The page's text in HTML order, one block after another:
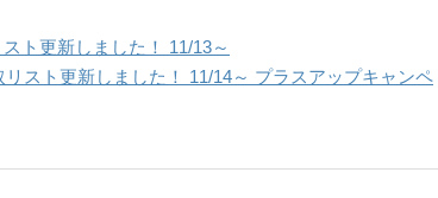
ト更新しました！ 11/13～
スト更新しました！ 11/14～ プラスアップキャンペ